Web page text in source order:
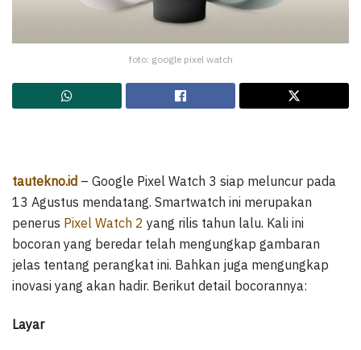
foto: google pixel watch
tautekno.id – Google Pixel Watch 3 siap meluncur pada
13 Agustus mendatang. Smartwatch ini merupakan
penerus Pixel Watch 2 yang rilis tahun lalu. Kali ini
bocoran yang beredar telah mengungkap gambaran
jelas tentang perangkat ini. Bahkan juga mengungkap
inovasi yang akan hadir. Berikut detail bocorannya:
Layar